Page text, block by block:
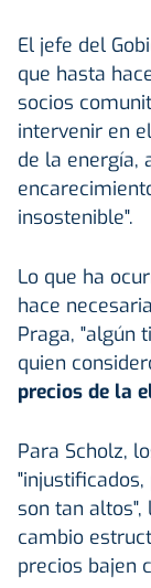
El jefe del
que hasta
socios
intervenir en
de la energía,
insostenible".
Lo que ha
hace
Praga, "algún
quien
precios de la
Para Scholz,
son tan
cambio
precios bajen